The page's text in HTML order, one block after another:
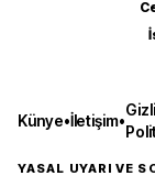
Künye•İletişim•
YASAL UYARI VE